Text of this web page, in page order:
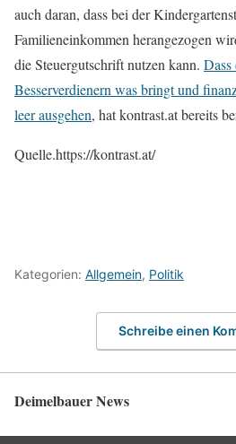
auch daran, dass bei der
Familieneinkommen herangezogen
die Steuergutschrift nutzen kann.
Besserverdienern was bringt und
leer ausgehen, hat kontrast.at bereits
Quelle.https://kontrast.at/
Kategorien: Allgemein, Politik
Schreibe einen
Deimelbauer News